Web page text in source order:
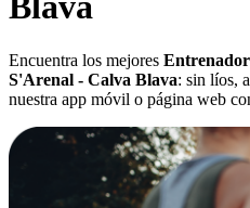
Encuentra los mejores
S'Arenal - Calva Blava: sin líos,
nuestra app móvil o página web